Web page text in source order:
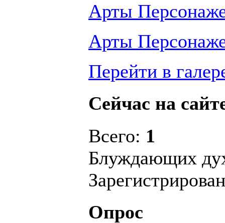
Арты
Арты
Перейти в
Сейчас на
Всего: 1
Блуждающих
Опрос